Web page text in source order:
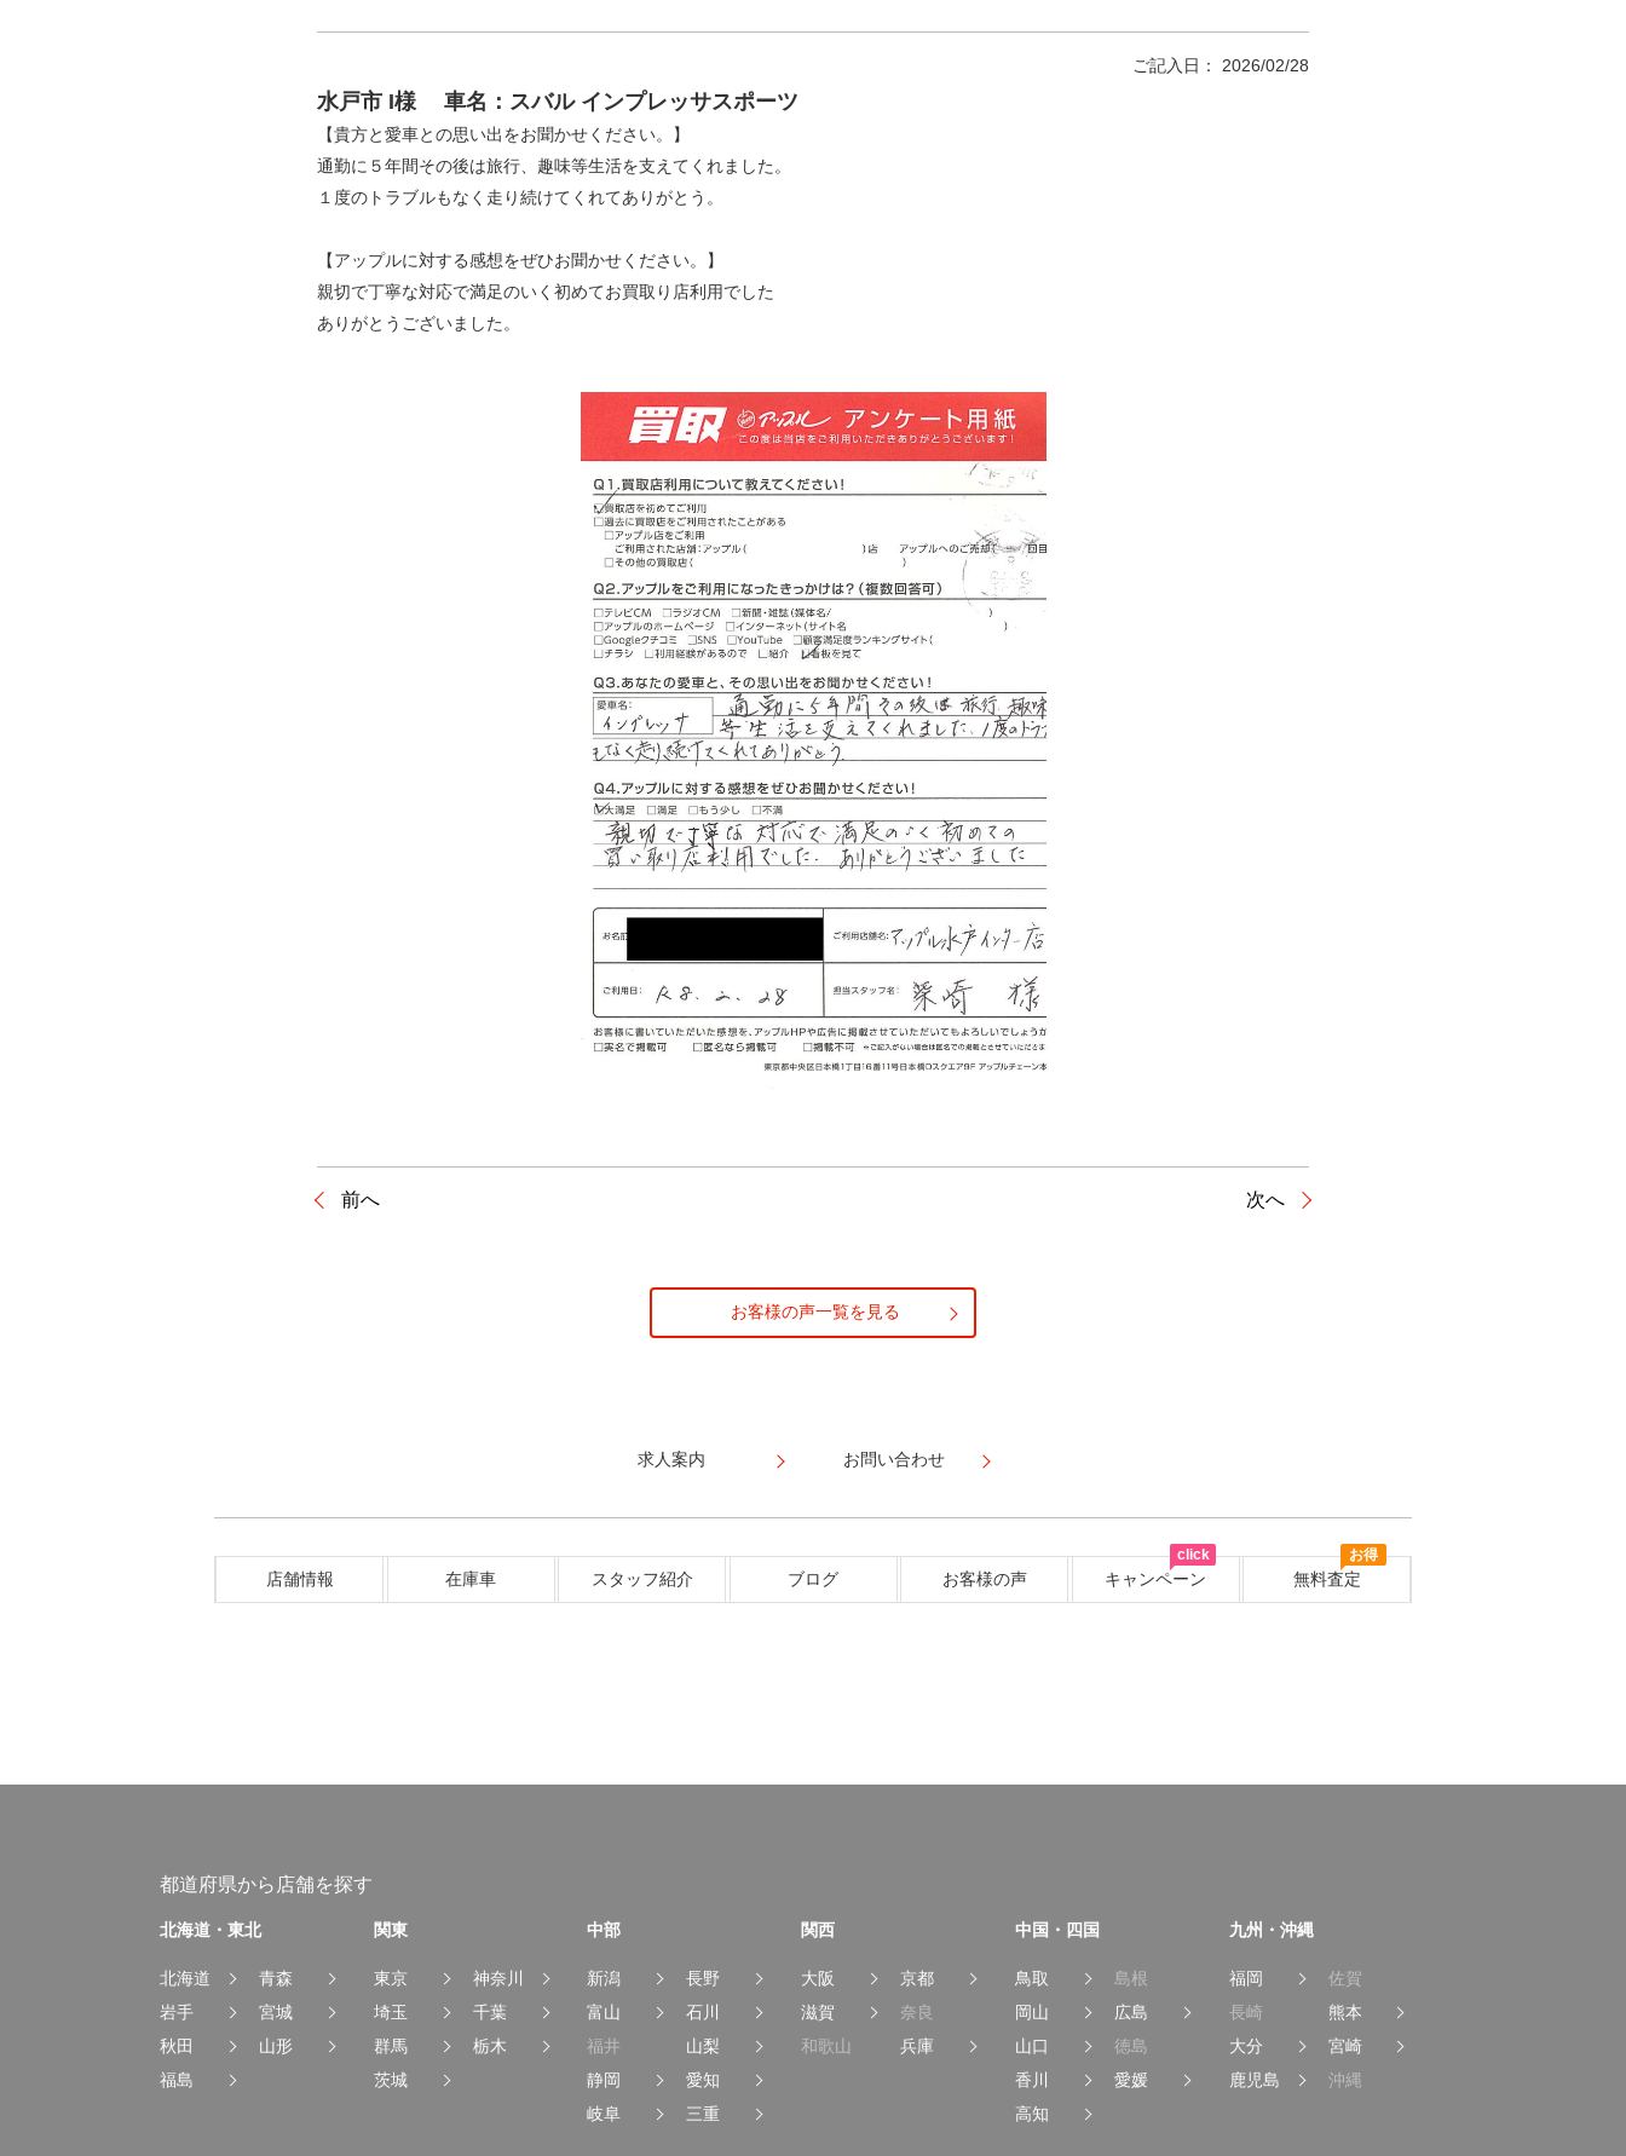
ご記入日： 2026/02/28
水戸市 I様 車名：スバル インプレッサスポーツ
【貴方と愛車との思い出をお聞かせください。】
通勤に５年間その後は旅行、趣味等生活を支えてくれました。
１度のトラブルもなく走り続けてくれてありがとう。
【アップルに対する感想をぜひお聞かせください。】
親切で丁寧な対応で満足のいく初めてお買取り店利用でした
ありがとうございました。
前へ 次へ
お客様の声一覧を見る
求人案内 お問い合わせ
店舗情報 在庫車 スタッフ紹介 ブログ お客様の声 キャンペーン
お得
無料査定
click
都道府県から店舗を探す
北海道・東北
北海道
青森
岩手
宮城
秋田
山形
福島
関東
東京
神奈川
埼玉
千葉
群馬
栃木
茨城
中部
新潟
長野
富山
石川
福井
山梨
静岡
愛知
岐阜
三重
関西
大阪
京都
滋賀
奈良
和歌山
兵庫
中国・四国
鳥取
島根
岡山
広島
山口
徳島
香川
愛媛
高知
九州・沖縄
福岡
佐賀
長崎
熊本
大分
宮崎
鹿児島
沖縄